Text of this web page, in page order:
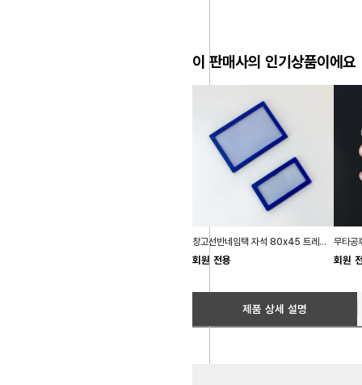
이 판매사의 인기상품이에요
창고선반네임택 자석 80x45 트레이정리 회사비품실
회원 전용 회원
제품 상세 설명